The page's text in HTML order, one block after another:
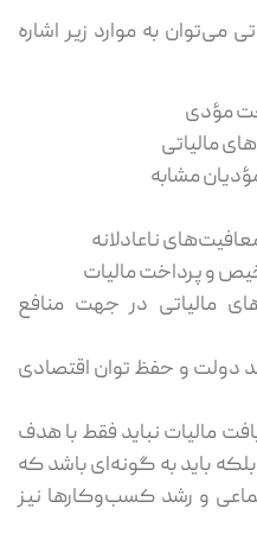
می‌توان به موارد زیر اشاره
مؤدی
مالیاتی
مشابه
ناعادلانه
و پرداخت مالیات
مالیاتی در جهت منافع
دولت و حفظ توان اقتصادی
مالیات نباید فقط با هدف
باید به گونه‌ای باشد که
و رشد کسب‌وکارها نیز